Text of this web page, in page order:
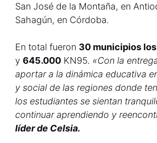
San José de la Montaña, en
Sahagún, en Córdoba.
En total fueron 30 municipios
y 645.000 KN95. «Con la
aportar a la dinámica educativa
y social de las regiones donde
los estudiantes se sientan
continuar aprendiendo y
líder de Celsia.